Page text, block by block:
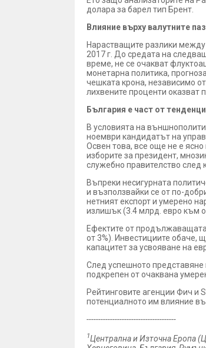
долара за барел тип Брент.
Влияние върху валутните
Нарастващите разлики
2017 г. До средата на
време, не се очакват
монетарна политика,
чешката крона, независимо
лихвените проценти оказват
България е част от
В условията на
ноември кандидатът на
Освен това, все още не е
изборите за президент,
служебно правителство след
Въпреки несигурната
и възползвайки се от по-
нетният експорт и умерено
излишък (3.4 млрд. евро към
Ефектите от
от 3%). Инвестициите обаче,
капацитет за усвояване на
След успешното представяне
подкрепен от очаквана
Рейтинговите агенции Фич и
потенциалното им влияние
--------------------------------------
1Централна и Източна Еропа